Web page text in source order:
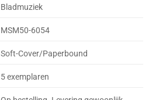
Bladmuziek
MSM50-6054
Soft-Cover/Paperbound
5 exemplaren